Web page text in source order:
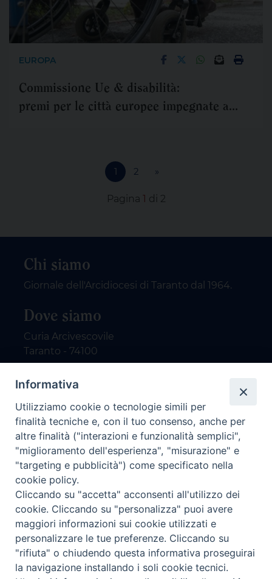
EUROPA
Commissione Ue & disabilità:
premi per le città europee impegnate a
1 2 »
Pagina 1 di 2
Chi siamo
Giornale dell'Arcidiocesi di Taranto dal 1964.
Dove siamo
Curia Arcivescovile
Taranto - 74100
Contatti
email: redazione@nuovodialogo.com
marketing@nuovodialogo.com
tel: 0994525780
tel 2:
Newsletter
Iscriviti alla nostra newsletter
Informativa
Utilizziamo cookie o tecnologie simili per
finalità tecniche e, con il tuo consenso, anche per
altre finalità ("interazioni e funzionalità semplici",
"miglioramento dell'esperienza", "misurazione" e
"targeting e pubblicità") come specificato nella
cookie policy.
Cliccando su "accetta" acconsenti all'utilizzo dei
cookie. Cliccando su "personalizza" puoi avere
maggiori informazioni sui cookie utilizzati e
personalizzare le tue preferenze. Cliccando su
"rifiuta" o chiudendo questa informativa proseguirai
la navigazione installando i soli cookie tecnici.